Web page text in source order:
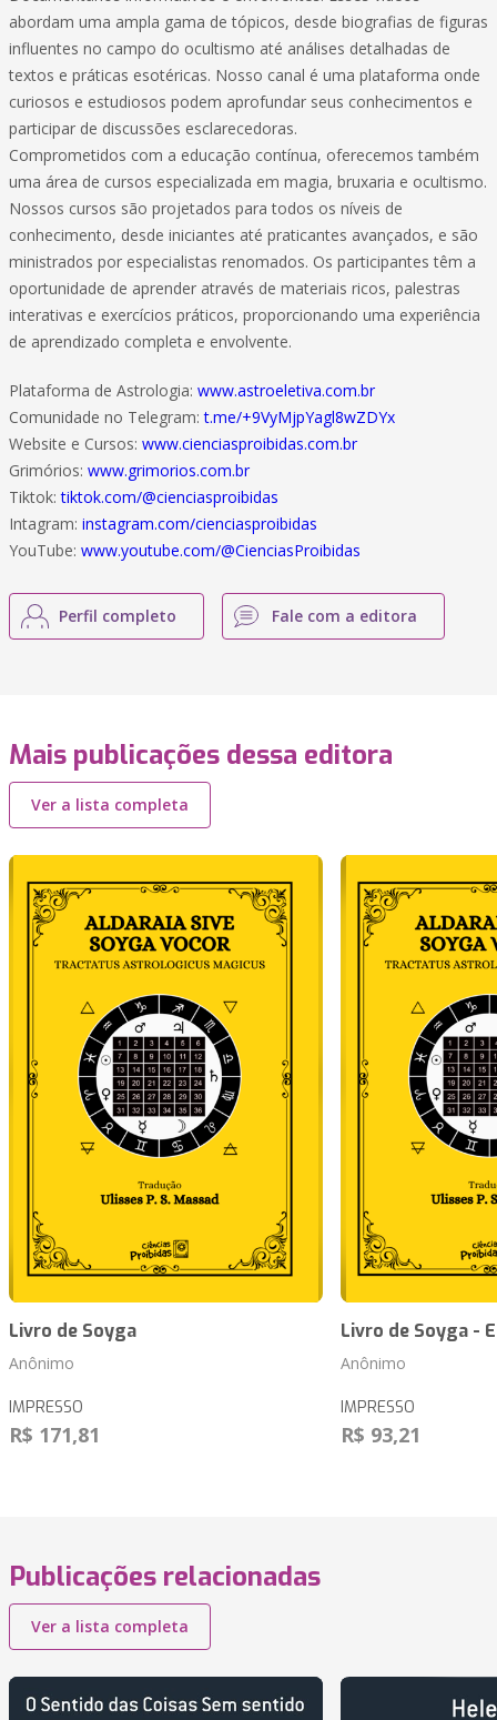
abordam uma ampla gama de tópicos, desde biografias de figuras
influentes no campo do ocultismo até análises detalhadas de
textos e práticas esotéricas. Nosso canal é uma plataforma onde
curiosos e estudiosos podem aprofundar seus conhecimentos e
participar de discussões esclarecedoras.
Comprometidos com a educação contínua, oferecemos também
uma área de cursos especializada em magia, bruxaria e ocultismo.
Nossos cursos são projetados para todos os níveis de
conhecimento, desde iniciantes até praticantes avançados, e são
ministrados por especialistas renomados. Os participantes têm a
oportunidade de aprender através de materiais ricos, palestras
interativas e exercícios práticos, proporcionando uma experiência
de aprendizado completa e envolvente.
Plataforma de Astrologia: www.astroeletiva.com.br
Comunidade no Telegram:t.me/+9VyMjpYagl8wZDYx
Website e Cursos: www.cienciasproibidas.com.br
Grimórios: www.grimorios.com.br
Tiktok:tiktok.com/@cienciasproibidas
Intagram: instagram.com/cienciasproibidas
YouTube: www.youtube.com/@CienciasProibidas
Perfil completo Fale com a editora
Mais publicações dessa editora
Ver a lista completa
Livro de Soyga
Anônimo
IMPRESSO
R$ 171,81
Livro de Soyga -
Anônimo
IMPRESSO
R$ 93,21
Publicações relacionadas
Ver a lista completa